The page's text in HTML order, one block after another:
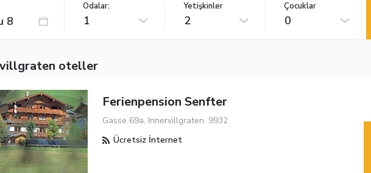
Odalar:
1
Yetişkinler
2
Çocuklar
0
oteller
Ferienpension Senfter
Gasse 69a, Innervillgraten, 9932
Ücretsiz İnternet